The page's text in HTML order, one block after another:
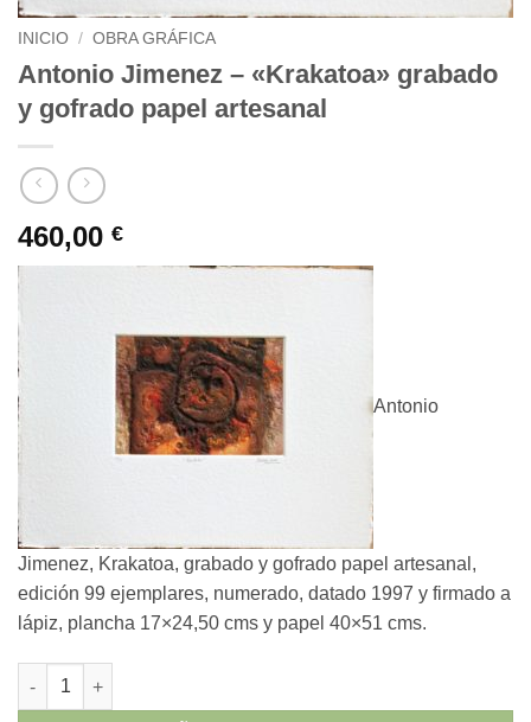
INICIO / OBRA GRÁFICA
Antonio Jimenez – «Krakatoa» grabado
y gofrado papel artesanal
460,00 €
Antonio
Jimenez, Krakatoa, grabado y gofrado papel artesanal,
edición 99 ejemplares, numerado, datado 1997 y firmado a
lápiz, plancha 17×24,50 cms y papel 40×51 cms.
Antonio Jimenez - "Krakatoa" grabado y gofrado papel